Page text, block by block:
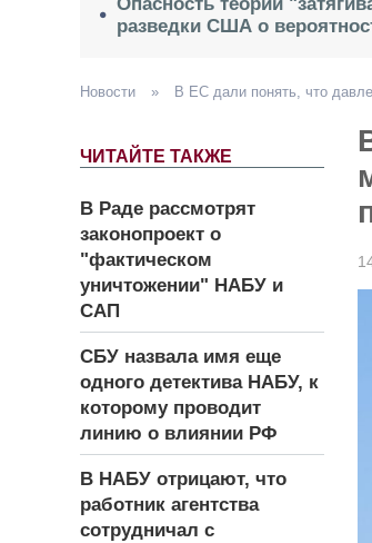
разведки США о
Новости » В ЕС дали понять, что
ЧИТАЙТЕ ТАКЖЕ
В Раде рассмотрят
законопроект о
"фактическом
уничтожении" НАБУ и
САП
СБУ назвала имя еще
одного детектива НАБУ, к
которому проводит
линию о влиянии РФ
В НАБУ отрицают, что
работник агентства
сотрудничал с